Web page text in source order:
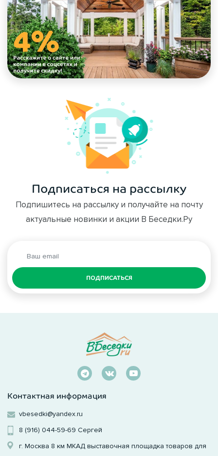
Подписаться на рассылку
Подпишитесь на рассылку и получайте на почту
актуальные новинки и акции В Беседки.Ру
ПОДПИСАТЬСЯ
Контактная информация
vbesedki@yandex.ru
8 (916) 044-59-69 Сергей
г. Москва 8 км МКАД выставочная площадка товаров для